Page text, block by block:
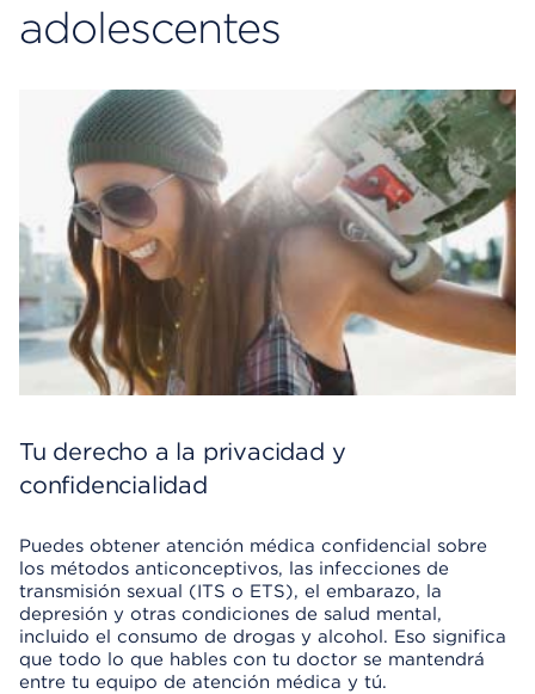
adolescentes
Tu derecho a la privacidad y
confidencialidad
Puedes obtener atención médica confidencial sobre
los métodos anticonceptivos, las infecciones de
transmisión sexual (ITS o ETS), el embarazo, la
depresión y otras condiciones de salud mental,
incluido el consumo de drogas y alcohol. Eso significa
que todo lo que hables con tu doctor se mantendrá
entre tu equipo de atención médica y tú.